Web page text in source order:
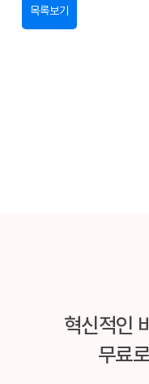
목록보기
혁신적인
무료